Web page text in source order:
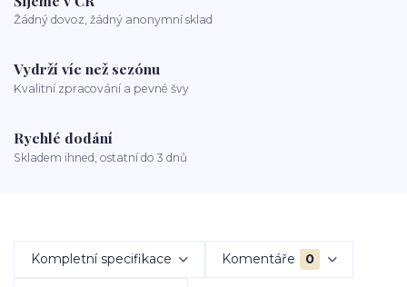
Žádný dovoz, žádný anonymní sklad
Vydrží víc než sezónu
Kvalitní zpracování a pevné švy
Rychlé dodání
Skladem ihned, ostatní do 3 dnů
Kompletní specifikace Komentáře 0